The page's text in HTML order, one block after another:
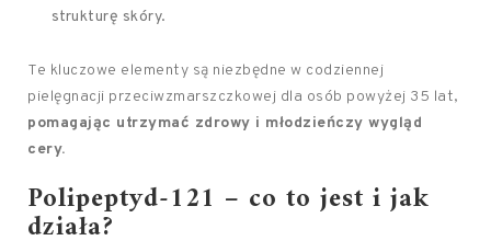
strukturę skóry.
Te kluczowe elementy są niezbędne w codziennej
pielęgnacji przeciwzmarszczkowej dla osób powyżej 35 lat,
pomagając utrzymać zdrowy i młodzieńczy wygląd
cery.
Polipeptyd-121 – co to jest i jak
działa?